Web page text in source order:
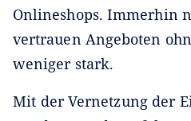
Onlineshops. Immerhin
vertrauen Angeboten
weniger stark.
Mit der Vernetzung der